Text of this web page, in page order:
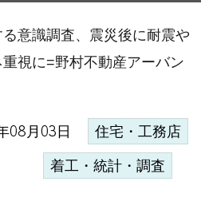
意識調査、震災後に耐震や
視に=野村不動産アーバン
08月03日 住宅・工務店
着工・統計・調査